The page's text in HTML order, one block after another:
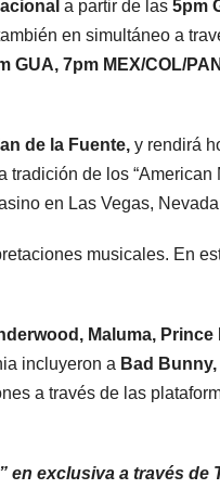
a partir de las 5pm
en simultáneo a
GUA, 7pm MEX/COL/
de la Fuente, y rendirá
de los “American
en Las Vegas,
musicales. En
Maluma, Prince
incluyeron a Bad
a través de las
en exclusiva a través de